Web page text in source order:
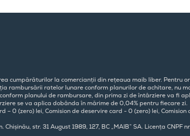
cumpărăturilor la comercianții din rețeaua maib liber. Pentru
rambursării ratelor lunare conform planurilor de achitare, nu
planului de rambursare, din prima zi de întârziere va fi
se va aplica dobânda în mărime de 0,04% pentru fiecare zi.
– 0 (zero) lei, Comision de deservire card - 0 (zero) lei,
Chișinău, str. 31 August 1989, 127, BC „MAIB” SA. Licența